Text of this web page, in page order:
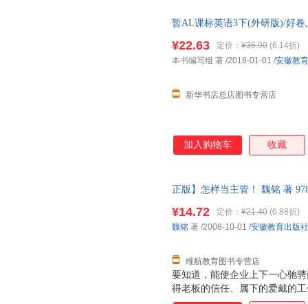
暂AL课标英语3下(外研版)/好
13284178503
¥22.63 定价： ¥36.90 (6.14折)
新华书店总店图书专营店
本书编写组 著 /2018-01-01 /安徽教
加入购物车 收藏
正版】怎样当主管！ 魏铭 著
要知道，能使企业上下一心驰
得老板的信任、属下的爱戴的
¥14.72 定价： ¥21.40 (6.88折)
维航教育图书专营店
魏铭 著 /2008-10-01 /安徽教育出版社